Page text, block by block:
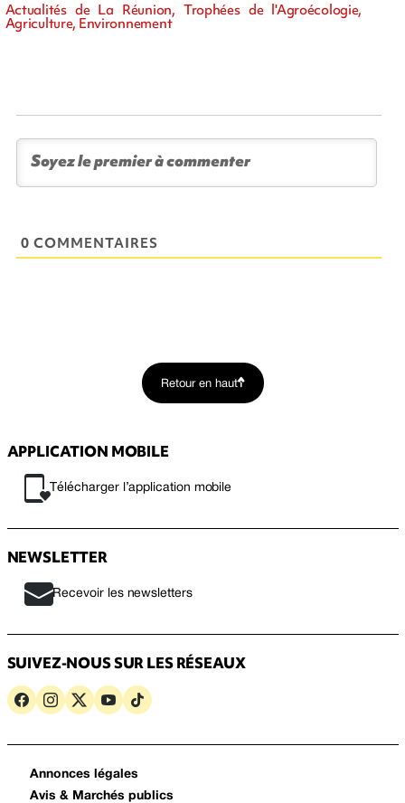
Actualités de La Réunion, Trophées de l'Agroécologie,
Agriculture, Environnement
0 COMMENTAIRES
Retour en haut
APPLICATION MOBILE
Télécharger l’application mobile
NEWSLETTER
Recevoir les newsletters
SUIVEZ-NOUS SUR LES RÉSEAUX
Annonces légales
Avis & Marchés publics